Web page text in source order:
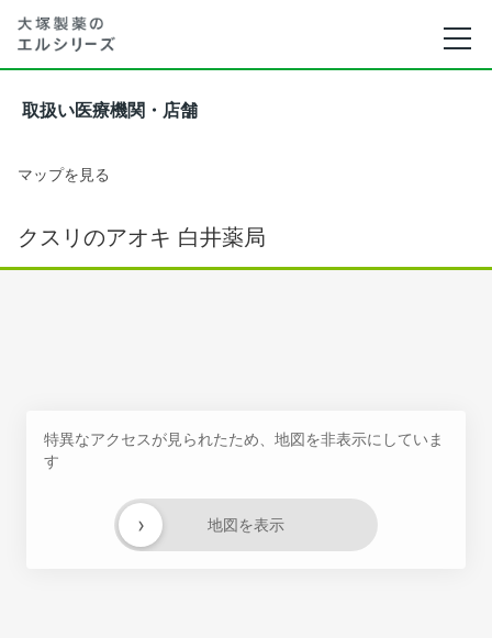
取扱い医療機関・店舗
マップを見る
クスリのアオキ 白井薬局
特異なアクセスが見られたため、地図を非表示にしていま
す
地図を表示
›